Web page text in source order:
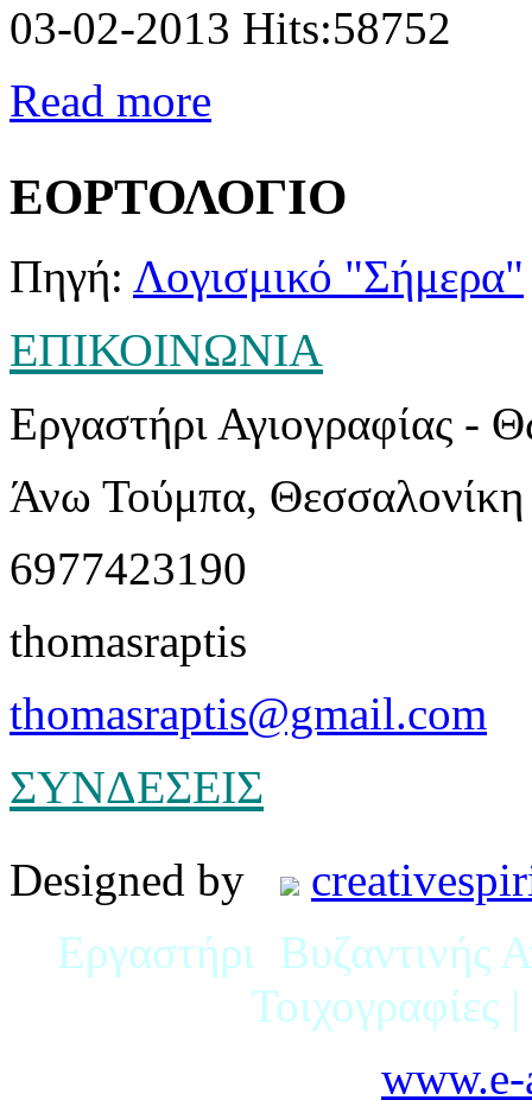
03-02-2013 Hits:58752
Read more
ΕΟΡΤΟΛΟΓΙΟ
Πηγή: Λογισμικό "Σήμερα"
ΕΠΙΚΟΙΝΩΝΙΑ
Εργαστήρι Αγιογραφίας -
Άνω Τούμπα, Θεσσαλονίκη
6977423190
thomasraptis
thomasraptis@gmail.com
ΣΥΝΔΕΣΕΙΣ
Designed by
Εργαστήρι Βυζαντινής